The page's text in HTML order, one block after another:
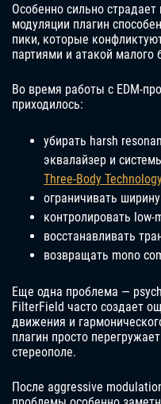
Особенно сильно
модуляции плагин
пики, которые
партиями и атакой малого
Во время работы с EDM-
приходилось:
убирать harsh
эквалайзер и
Three-Body
ограничивать
контролировать low-
восстанавливать
возвращать mono
Еще одна проблема —
FilterField часто создает
движения и
плагин просто
стереополе.
После aggressive